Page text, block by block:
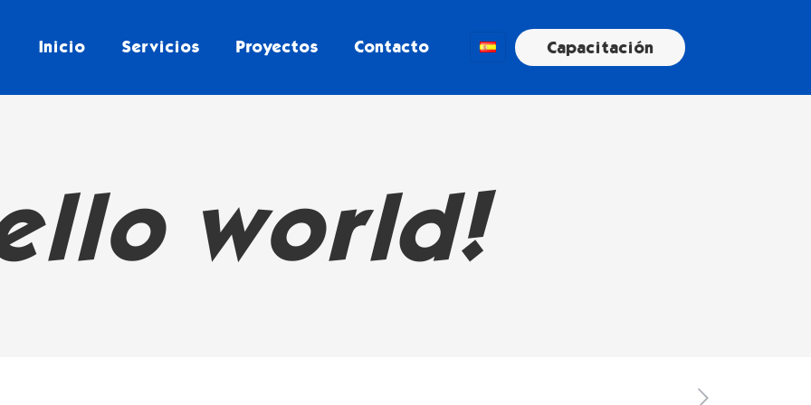
Inicio Servicios Proyectos Contacto Capacitación
world!